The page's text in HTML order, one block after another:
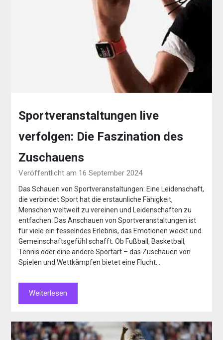
Sportveranstaltungen live
verfolgen: Die Faszination des
Zuschauens
Veröffentlicht am 16 September 2024
Das Schauen von Sportveranstaltungen: Eine Leidenschaft,
die verbindet Sport hat die erstaunliche Fähigkeit,
Menschen weltweit zu vereinen und Leidenschaften zu
entfachen. Das Anschauen von Sportveranstaltungen ist
für viele ein fesselndes Erlebnis, das Emotionen weckt und
Gemeinschaftsgefühl schafft. Ob Fußball, Basketball,
Tennis oder eine andere Sportart – das Zuschauen von
Spielen und Wettkämpfen bietet eine Flucht…
Weiterlesen